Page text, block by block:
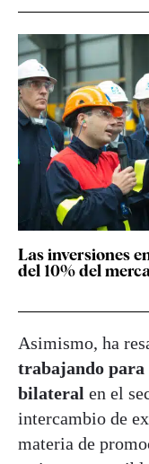
Las inversiones
del 10% del
Asimismo, ha
trabajando para
bilateral en el
intercambio de
materia de